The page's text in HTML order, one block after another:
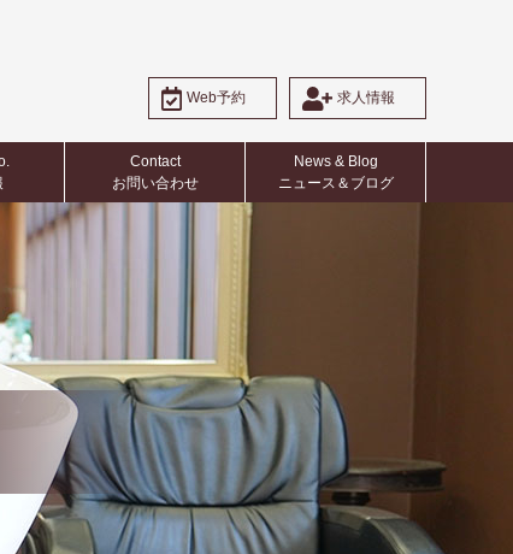
Web予約 求人情報
Contact
​​​​​​​お問い合わせ
News & Blog
​​​​​​​ニュース＆ブログ